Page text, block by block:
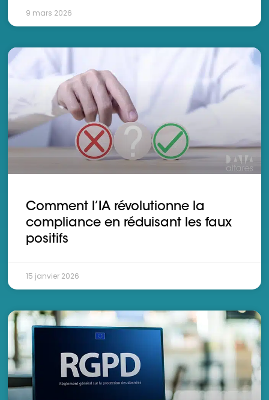
9 mars 2026
Comment l’IA révolutionne la
compliance en réduisant les faux
positifs
15 janvier 2026